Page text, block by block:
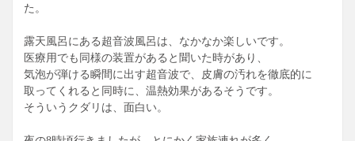
た。
露天風呂にある超音波風呂は、なかなか楽しいです。
医療用でも同様の装置があると聞いた時があり、
気泡が弾ける瞬間に出す超音波で、皮膚の汚れを徹底的に
取ってくれると同時に、温熱効果があるそうです。
そういうクダリは、面白い。